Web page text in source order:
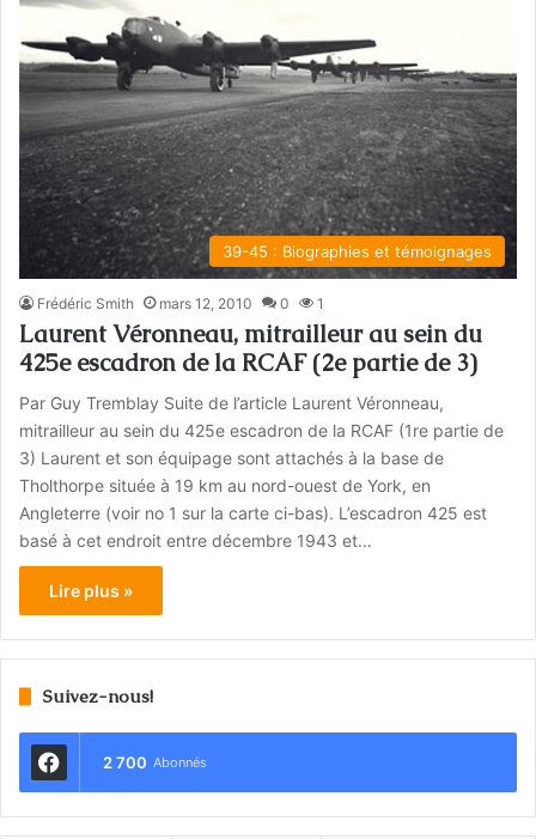
39-45 : Biographies et témoignages
Frédéric Smith mars 12, 2010 0 1
Laurent Véronneau, mitrailleur au sein du
425e escadron de la RCAF (2e partie de 3)
Par Guy Tremblay Suite de l’article Laurent Véronneau,
mitrailleur au sein du 425e escadron de la RCAF (1re partie de
3) Laurent et son équipage sont attachés à la base de
Tholthorpe située à 19 km au nord-ouest de York, en
Angleterre (voir no 1 sur la carte ci-bas). L’escadron 425 est
basé à cet endroit entre décembre 1943 et…
Lire plus »
Suivez-nous!
2 700 Abonnés